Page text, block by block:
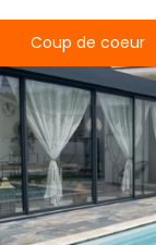
Coup de coeur